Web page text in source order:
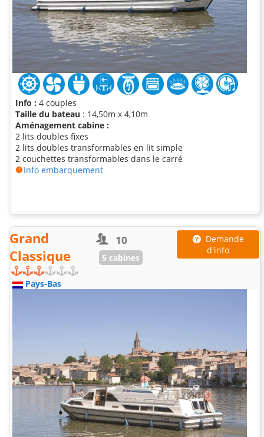
Info : 4 couples
Taille du bateau : 14,50m x 4,10m
Aménagement cabine :
2 lits doubles fixes
2 lits doubles transformables en lit simple
2 couchettes transformables dans le carré
Info embarquement
Grand
Classique
10
5 cabines
Demande
d'info
Pays-Bas